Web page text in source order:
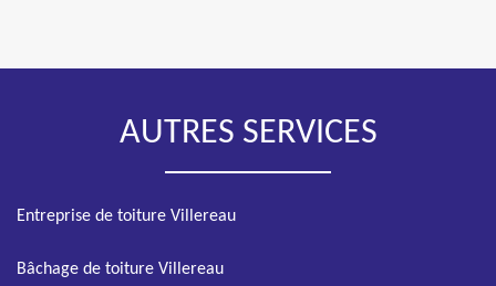
AUTRES SERVICES
Entreprise de toiture Villereau
Bâchage de toiture Villereau